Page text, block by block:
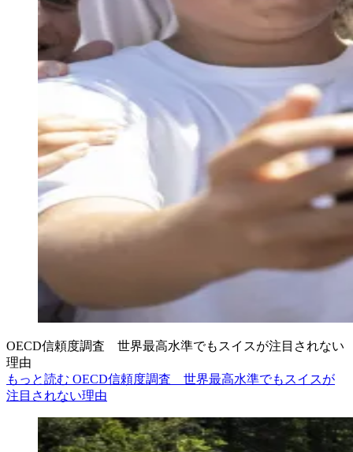
OECD信頼度調査 世界最高水準でもスイスが注目されない
理由
もっと読む OECD信頼度調査 世界最高水準でもスイスが
注目されない理由